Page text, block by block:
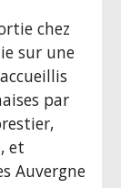
chez
sur une
par
et
Auvergne